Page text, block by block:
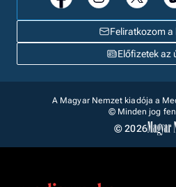
Feliratkozom a
Előfizetek az
A Magyar Nemzet kiadója a
© Minden jog
© 2026